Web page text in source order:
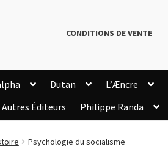
CONDITIONS DE VENTE
Dutan L’Æncre
Autres Éditeurs Philippe Randa
Psychologie du socialisme